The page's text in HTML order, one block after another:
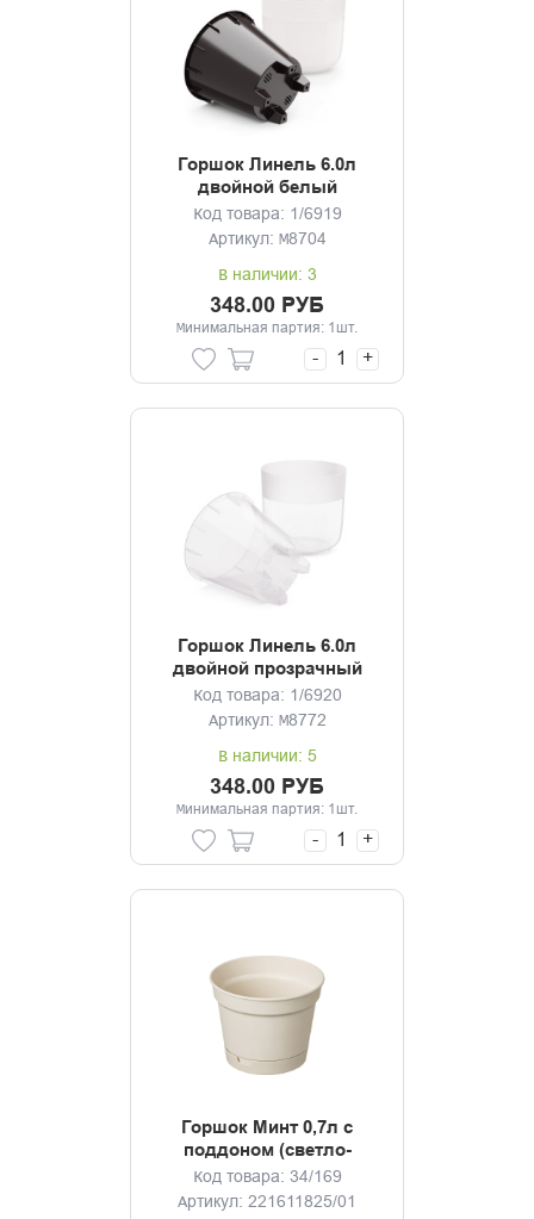
Горшок Линель 6.0л
двойной белый
Код товара: 1/6919
Артикул: М8704
В наличии: 3
348.00 РУБ
Минимальная партия: 1шт.
- +
Горшок Линель 6.0л
двойной прозрачный
Код товара: 1/6920
Артикул: М8772
В наличии: 5
348.00 РУБ
Минимальная партия: 1шт.
- +
Горшок Минт 0,7л с
поддоном (светло-
бежевый)
Код товара: 34/169
Артикул: 221611825/01